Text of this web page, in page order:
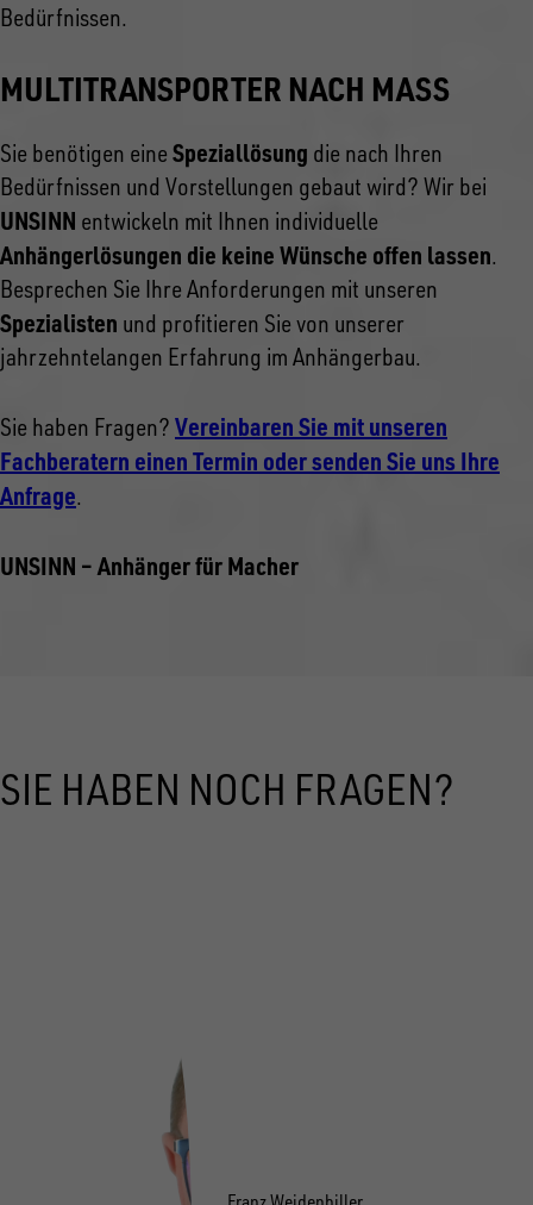
Bedürfnissen.
MULTITRANSPORTER NACH MASS
Sie benötigen eine Speziallösung die nach Ihren
Bedürfnissen und Vorstellungen gebaut wird? Wir bei
UNSINN entwickeln mit Ihnen individuelle
Anhängerlösungen die keine Wünsche offen lassen.
Besprechen Sie Ihre Anforderungen mit unseren
Spezialisten und profitieren Sie von unserer
jahrzehntelangen Erfahrung im Anhängerbau.
Sie haben Fragen? Vereinbaren Sie mit unseren
Fachberatern einen Termin oder senden Sie uns Ihre
Anfrage.
UNSINN – Anhänger für Macher
SIE HABEN NOCH FRAGEN?